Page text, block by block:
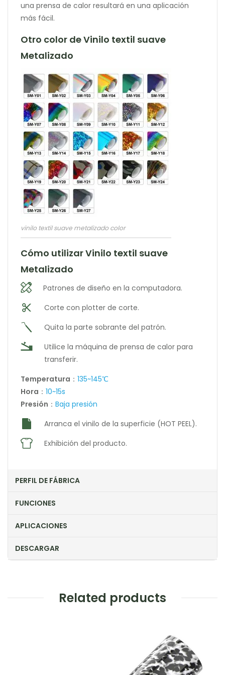
una prensa de calor resultará en una aplicación
más fácil.
Otro color de Vinilo textil suave
Metalizado
vinilo textil suave metalizado color
Cómo utilizar Vinilo textil suave
Metalizado
Patrones de diseño en la computadora.
Corte con plotter de corte.
Quita la parte sobrante del patrón.
Utilice la máquina de prensa de calor para
transferir.
Temperatura ： 135~145℃
Hora ： 10~15s
Presión ： Baja presión
Arranca el vinilo de la superficie (HOT PEEL).
Exhibición del producto.
PERFIL DE FÁBRICA
FUNCIONES
APLICACIONES
DESCARGAR
Related products